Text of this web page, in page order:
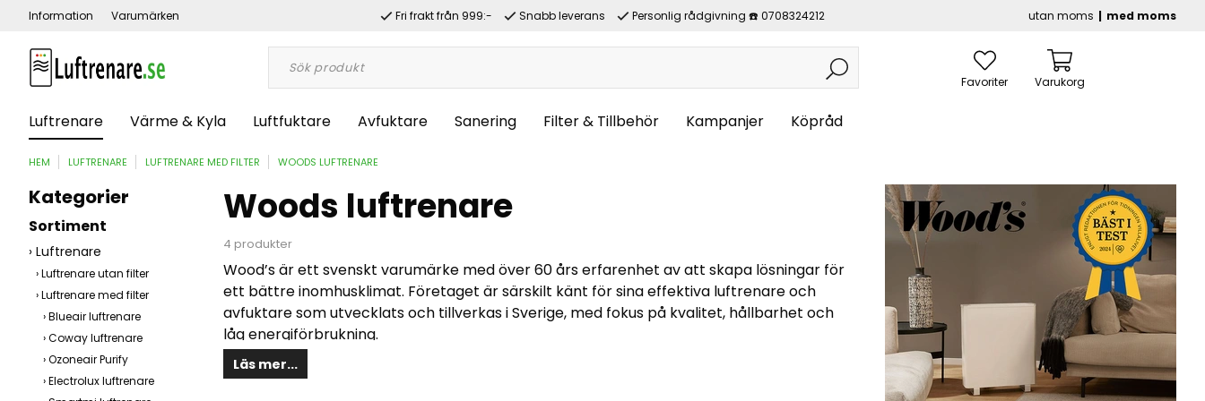
utan moms med moms
Information Varumärken Fri frakt från 999:- Snabb leverans Personlig rådgivning ☎️ 0708324212
Favoriter Varukorg
Luftrenare Värme & Kyla Luftfuktare Avfuktare Sanering Filter & Tillbehör Kampanjer Köpråd
HEM LUFTRENARE LUFTRENARE MED FILTER WOODS LUFTRENARE
Kategorier
Sortiment
Luftrenare
Luftrenare utan filter
Luftrenare med filter
Blueair luftrenare
Coway luftrenare
Ozoneair Purify
Electrolux luftrenare
Woods luftrenare
4 produkter
Wood’s är ett svenskt varumärke med över 60 års erfarenhet av att skapa lösningar för
ett bättre inomhusklimat. Företaget är särskilt känt för sina effektiva luftrenare och
avfuktare som utvecklats och tillverkas i Sverige, med fokus på kvalitet, hållbarhet och
låg energiförbrukning.
Wood’s luftrenare är tysta, stilrena och enkla att använda, vilket gör dem perfekta för
Läs mer...